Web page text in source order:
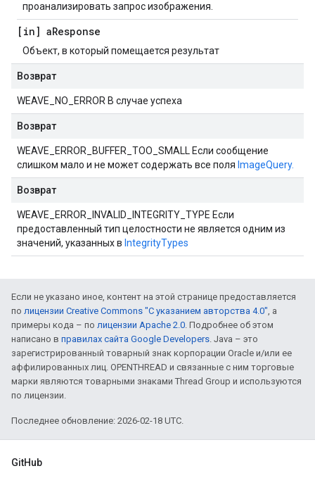
проанализировать запрос изображения.
[in] aResponse
Объект, в который помещается результат
Возврат
WEAVE_NO_ERROR В случае успеха
Возврат
WEAVE_ERROR_BUFFER_TOO_SMALL Если сообщение
слишком мало и не может содержать все поля ImageQuery.
Возврат
WEAVE_ERROR_INVALID_INTEGRITY_TYPE Если
предоставленный тип целостности не является одним из
значений, указанных в IntegrityTypes
Если не указано иное, контент на этой странице предоставляется
по лицензии Creative Commons "С указанием авторства 4.0", а
примеры кода – по лицензии Apache 2.0. Подробнее об этом
написано в правилах сайта Google Developers. Java – это
зарегистрированный товарный знак корпорации Oracle и/или ее
аффилированных лиц. OPENTHREAD и связанные с ним торговые
марки являются товарными знаками Thread Group и используются
по лицензии.
Последнее обновление: 2026-02-18 UTC.
GitHub